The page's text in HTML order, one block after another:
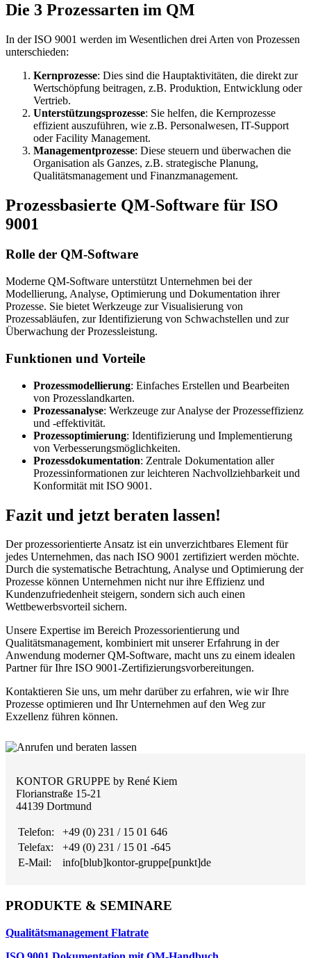
Die 3 Prozessarten im QM
In der ISO 9001 werden im Wesentlichen drei Arten von Prozessen
unterschieden:
Kernprozesse: Dies sind die Hauptaktivitäten, die direkt zur
Wertschöpfung beitragen, z.B. Produktion, Entwicklung oder
Vertrieb.
Unterstützungsprozesse: Sie helfen, die Kernprozesse
effizient auszuführen, wie z.B. Personalwesen, IT-Support
oder Facility Management.
Managementprozesse: Diese steuern und überwachen die
Organisation als Ganzes, z.B. strategische Planung,
Qualitätsmanagement und Finanzmanagement.
Prozessbasierte QM-Software für ISO
9001
Rolle der QM-Software
Moderne QM-Software unterstützt Unternehmen bei der
Modellierung, Analyse, Optimierung und Dokumentation ihrer
Prozesse. Sie bietet Werkzeuge zur Visualisierung von
Prozessabläufen, zur Identifizierung von Schwachstellen und zur
Überwachung der Prozessleistung.
Funktionen und Vorteile
Prozessmodellierung: Einfaches Erstellen und Bearbeiten
von Prozesslandkarten.
Prozessanalyse: Werkzeuge zur Analyse der Prozesseffizienz
und -effektivität.
Prozessoptimierung: Identifizierung und Implementierung
von Verbesserungsmöglichkeiten.
Prozessdokumentation: Zentrale Dokumentation aller
Prozessinformationen zur leichteren Nachvollziehbarkeit und
Konformität mit ISO 9001.
Fazit und jetzt beraten lassen!
Der prozessorientierte Ansatz ist ein unverzichtbares Element für
jedes Unternehmen, das nach ISO 9001 zertifiziert werden möchte.
Durch die systematische Betrachtung, Analyse und Optimierung der
Prozesse können Unternehmen nicht nur ihre Effizienz und
Kundenzufriedenheit steigern, sondern sich auch einen
Wettbewerbsvorteil sichern.
Unsere Expertise im Bereich Prozessorientierung und
Qualitätsmanagement, kombiniert mit unserer Erfahrung in der
Anwendung moderner QM-Software, macht uns zu einem idealen
Partner für Ihre ISO 9001-Zertifizierungsvorbereitungen.
Kontaktieren Sie uns, um mehr darüber zu erfahren, wie wir Ihre
Prozesse optimieren und Ihr Unternehmen auf den Weg zur
Exzellenz führen können.
KONTOR GRUPPE by René Kiem
Florianstraße 15-21
44139 Dortmund
Telefon:
+49 (0) 231 / 15 01 646
Telefax:
+49 (0) 231 / 15 01 -645
E-Mail:
info[blub]kontor-gruppe[punkt]de
PRODUKTE & SEMINARE
Qualitätsmanagement Flatrate